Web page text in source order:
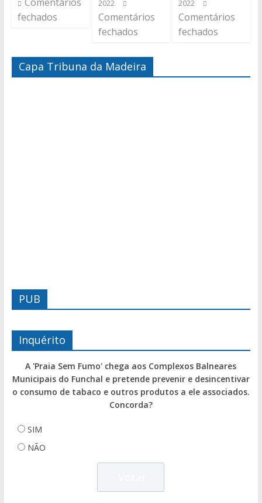
fechados
2022
Comentários
fechados
2022
Comentários
fechados
Capa Tribuna da Madeira
PUB
Inquérito
A 'Praia Sem Fumo' chega aos Complexos Balneares
Municipais do Funchal e pretende prevenir e desincentivar
o consumo de tabaco e outros produtos a ele associados.
Concorda?
SIM
NÃO